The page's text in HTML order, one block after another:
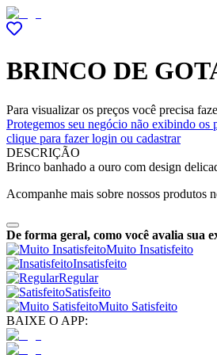
BRINCO DE
Para visualizar os preços você precisa
Protegemos seu negócio não exibindo os
clique para fazer login ou cadastrar
DESCRIÇÃO
Brinco banhado a ouro com design
Acompanhe mais sobre nossos produtos
De forma geral, como você avalia sua
Muito Insatisfeito
Insatisfeito
Regular
Satisfeito
Muito Satisfeito
BAIXE O APP: